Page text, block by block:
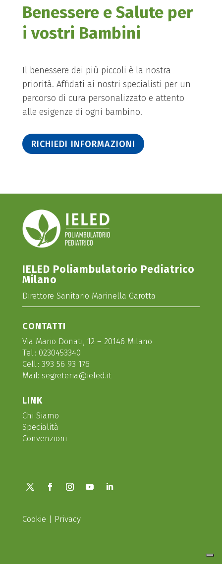
Benessere e Salute per
i vostri Bambini
Il benessere dei più piccoli è la nostra
priorità. Affidati ai nostri specialisti per un
percorso di cura personalizzato e attento
alle esigenze di ogni bambino.
RICHIEDI INFORMAZIONI
IELED Poliambulatorio Pediatrico
Milano
Direttore Sanitario Marinella Garotta
CONTATTI
Via Mario Donati, 12 – 20146 Milano
Tel.: 0230453340
Cell.: 393 56 93 176
Mail: segreteria@ieled.it
LINK
Chi Siamo
Specialità
Convenzioni
Cookie Privacy